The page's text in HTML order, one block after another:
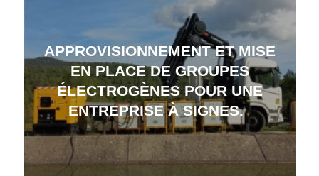
APPROVISIONNEMENT ET MISE
EN PLACE DE GROUPES
ÉLECTROGÈNES POUR UNE
ENTREPRISE À SIGNES.